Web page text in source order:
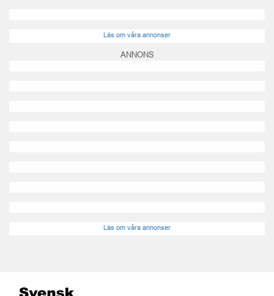
Läs om våra annonser
ANNONS
Läs om våra annonser